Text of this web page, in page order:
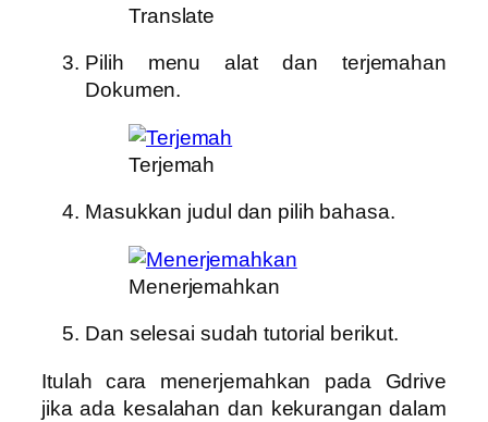
Translate
Pilih menu alat dan terjemahan
Dokumen.
Terjemah
Masukkan judul dan pilih bahasa.
Menerjemahkan
Dan selesai sudah tutorial berikut.
Itulah cara menerjemahkan pada Gdrive
jika ada kesalahan dan kekurangan dalam